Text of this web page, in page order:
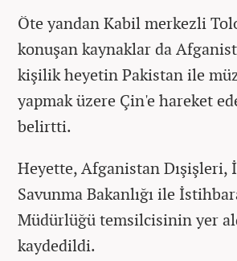
Öte yandan Kabil merkezli
konuşan kaynaklar da
kişilik heyetin Pakistan ile
yapmak üzere Çin'e hareket
belirtti.
Heyette, Afganistan Dışişleri,
Savunma Bakanlığı ile
Müdürlüğü temsilcisinin yer
kaydedildi.